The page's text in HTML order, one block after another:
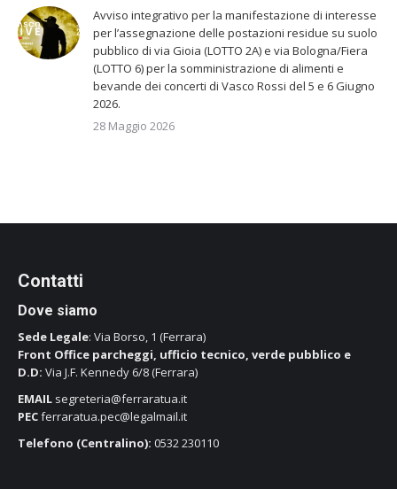
Avviso integrativo per la manifestazione di interesse
per l’assegnazione delle postazioni residue su suolo
pubblico di via Gioia (LOTTO 2A) e via Bologna/Fiera
(LOTTO 6) per la somministrazione di alimenti e
bevande dei concerti di Vasco Rossi del 5 e 6 Giugno
2026.
28 Maggio 2026
Contatti
Dove siamo
Sede Legale: Via Borso, 1 (Ferrara)
Front Office parcheggi, ufficio tecnico, verde pubblico e
D.D: Via J.F. Kennedy 6/8 (Ferrara)
EMAIL segreteria@ferraratua.it
PECferraratua.pec@legalmail.it
Telefono (Centralino): 0532 230110